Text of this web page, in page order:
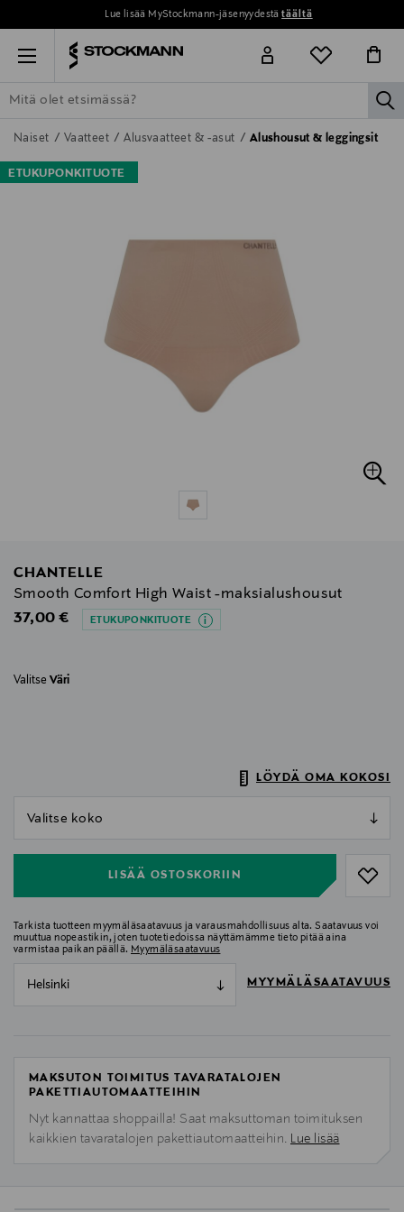
Lue lisää MyStockmann-jäsenyydestätäältä
Menu
ETSI KAIKKI NAISET MIEHET LAPSET KOTI
Naiset Vaatteet Alusvaatteet & -asut Alushousut & leggingsit
ETUKUPONKITUOTE
CHANTELLE
Smooth Comfort High Waist -maksialushousut
Original Price
37,00 € ETUKUPONKITUOTE
Valitse Väri
LÖYDÄ OMA KOKOSI
LISÄÄ OSTOSKORIIN
Tarkista tuotteen myymäläsaatavuus ja varausmahdollisuus alta. Saatavuus voi
muuttua nopeastikin, joten tuotetiedoissa näyttämämme tieto pitää aina
varmistaa paikan päällä. Myymäläsaatavuus
Helsinki MYYMÄLÄSAATAVUUS
MAKSUTON TOIMITUS TAVARATALOJEN
PAKETTIAUTOMAATTEIHIN
Nyt kannattaa shoppailla! Saat maksuttoman toimituksen
kaikkien tavaratalojen pakettiautomaatteihin. Lue lisää